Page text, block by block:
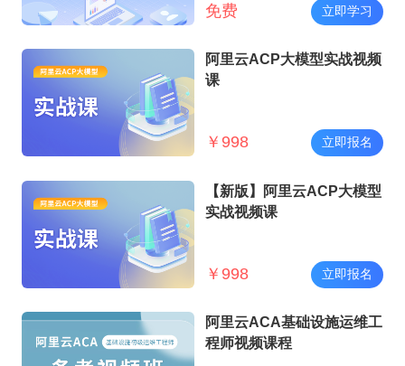
免费 立即学习
阿里云ACP大模型实战视频
课
￥ 998 立即报名
【新版】阿里云ACP大模型
实战视频课
￥ 998 立即报名
阿里云ACA基础设施运维工
程师视频课程